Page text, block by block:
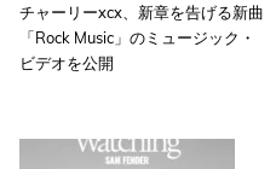
チャーリーxcx、新章を告げる新曲
「Rock Music」のミュージック・
ビデオを公開